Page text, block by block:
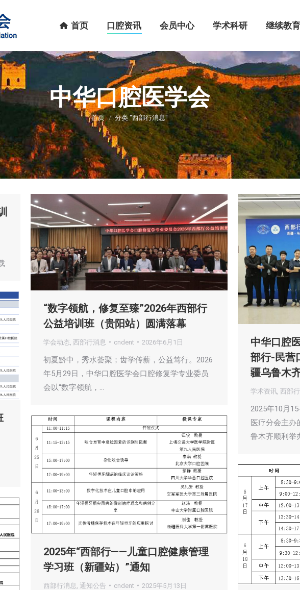
首页 口腔资讯 会员中心 学术科研 继续教育
中华口腔医学会
您在这里：
首页 分类 "西部行消息"
“数字领航，修复至臻”2026年西部行
公益培训班（贵阳站）圆满落幕
学会动态 西部行消息 cndent 2026年6月1日
初夏黔中，秀水荟聚；齿学传薪，公益笃行。2026
年5月29日，中华口腔医学会口腔修复学专业委员
会以“数字领航，…
中华口腔
部行-民营
疆乌鲁木
学术资讯, 西部
2025年10月
医疗分会主办
鲁木齐顺利举
2025年“西部行——儿童口腔健康管理
学习班（新疆站）”通知
西部行消息 通知公告 cndent 2025年5月13日